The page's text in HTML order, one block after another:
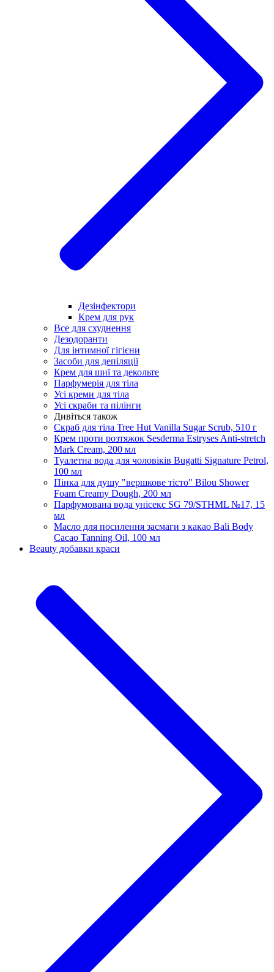
Дезінфектори
Крем для рук
Все для схуднення
Дезодоранти
Для інтимної гігієни
Засоби для депіляції
Крем для шиї та декольте
Парфумерія для тіла
Усі креми для тіла
Усі скраби та пілінги
Дивіться також
Скраб для тіла Tree Hut Vanilla Sugar Scrub, 510 г
Крем проти розтяжок Sesderma Estryses Anti-stretch
Mark Cream, 200 мл
Туалетна вода для чоловіків Bugatti Signature Petrol,
100 мл
Пінка для душу "вершкове тісто" Bilou Shower
Foam Creamy Dough, 200 мл
Парфумована вода унісекс SG 79/STHML №17, 15
мл
Масло для посилення засмаги з какао Bali Body
Cacao Tanning Oil, 100 мл
Beauty добавки краси